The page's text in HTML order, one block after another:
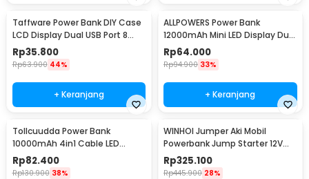
Taffware Power Bank DIY Case
LCD Display Dual USB Port 8
PCS 18650 - A8
Rp35.800
Rp63.900 44%
+ Keranjang
ALLPOWERS Power Bank
12000mAh Mini LED Display Dual
Port USB - S3000B
Rp64.000
Rp94.900 33%
+ Keranjang
Tollcuudda Power Bank
10000mAh 4in1 Cable LED
Flashlight USB Port - Tol1
Rp82.400
Rp130.900 38%
WINHOI Jumper Aki Mobil
Powerbank Jump Starter 12V
10000mAh 600A - JX27
Rp325.100
Rp445.900 28%